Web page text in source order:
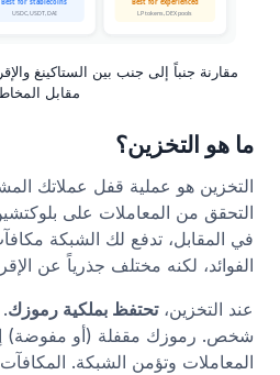
مقارنة جنباً إلى جنب بين الستاكينغ
مقابل
ما هو التخزين؟
التخزين هو عملية قفل عملاتك
التحقق من المعاملات على
في المقابل، تدفع لك الشبكة
الفوائد، لكنه مختلف جذرياً عن
عند التخزين،تحتفظ بملكية رموزك
شخص. رموزك مقفلة (أو مفوضة)
المعاملات وتؤمن الشبكة.